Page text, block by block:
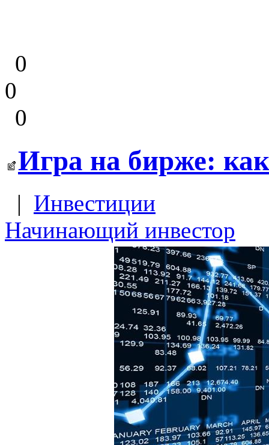
0
0
0
Игра на бирже:
| Инвестиции
Начинающий инвестор